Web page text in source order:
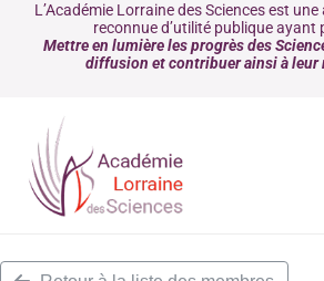
L’Académie Lorraine des Sciences est
reconnue d’utilité publique ayant
Mettre en lumière les progrès des
diffusion et contribuer ainsi à leur